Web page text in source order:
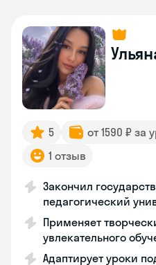
5 от 1590 ₽ за
1 отзыв
Закончил
педагогический
Применяет
увлекательного
Адаптирует уроки